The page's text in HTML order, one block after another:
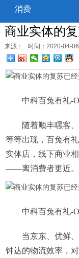
消费
商业实体的
来源： 时间：2020-04-
中科百兔有礼-
随着顺丰嘿客
等等出现，百兔有
实体店，线下商业
——离消费者更近。
中科百兔有礼-
当京东、优鲜
钟达的物流效率，